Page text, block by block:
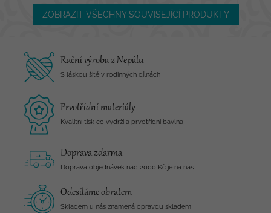
ZOBRAZIT VŠECHNY SOUVISEJÍCÍ PRODUKTY
Ruční výroba z Nepálu
S láskou šité v rodinných dílnách
Prvotřídní materiály
Kvalitní tisk co vydrží a prvotřídní bavlna
Doprava zdarma
Doprava objednávek nad 2000 Kč je na nás
Odesíláme obratem
Skladem u nás znamená opravdu skladem